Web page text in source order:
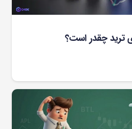
ترید چقدر است؟